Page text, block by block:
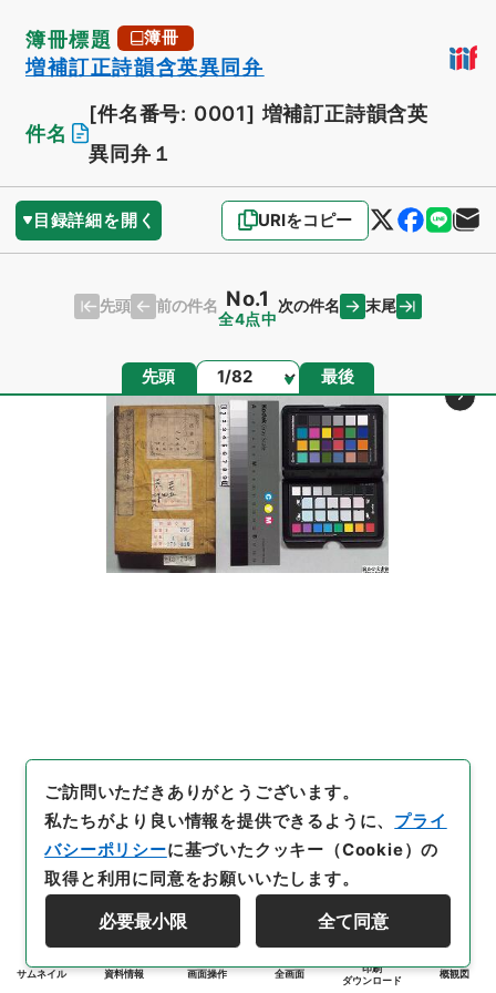
簿冊標題 簿冊
増補訂正詩韻含英異同弁
件名
[件名番号: 0001] 増補訂正詩韻含英
異同弁１
目録詳細を開く URIをコピー
先頭 前の件名 No.1
全4点中
次の件名 末尾
先頭 ページ 最後
サムネイル 資料情報 画面操作 全画面
印刷
ダウンロード
概観図
ご訪問いただきありがとうございます。
私たちがより良い情報を提供できるように、 プライ
バシーポリシーに基づいたクッキー（Cookie）の
取得と利用に同意をお願いいたします。
必要最小限 全て同意